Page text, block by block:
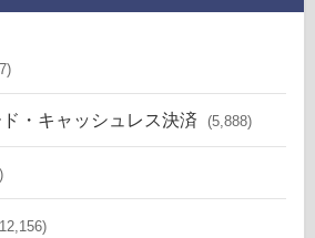
・キャッシュレス決済 (5,888)